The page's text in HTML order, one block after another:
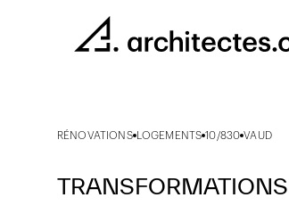
RÉNOVATIONS LOGEMENTS 10/830 VAUD